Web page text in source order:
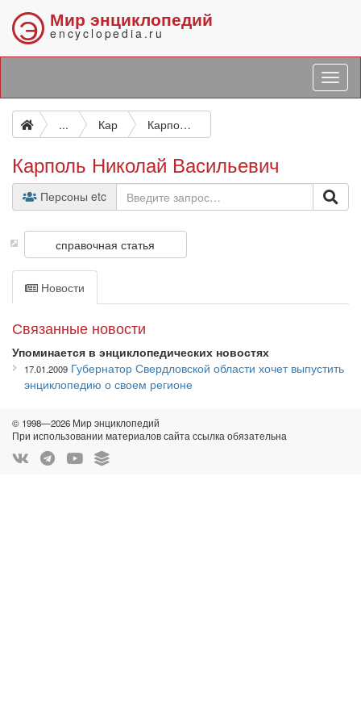
Э Мир энциклопедий
encyclopedia.ru
... Кар Карполь Николай Васильевич
Карполь Николай Васильевич
Персоны etc
справочная статья
Новости
Связанные новости
Упоминается в энциклопедических новостях
17.01.2009 Губернатор Свердловской области хочет выпустить
энциклопедию о своем регионе
© 1998—2026 Мир энциклопедий
При использовании материалов сайта ссылка обязательна